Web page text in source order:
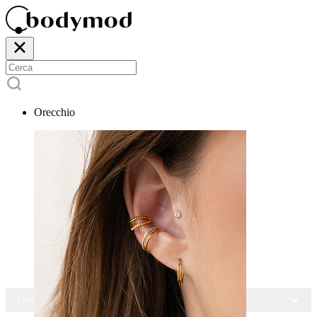
Orecchio
-15% SU TUTTI I GIOIELLI